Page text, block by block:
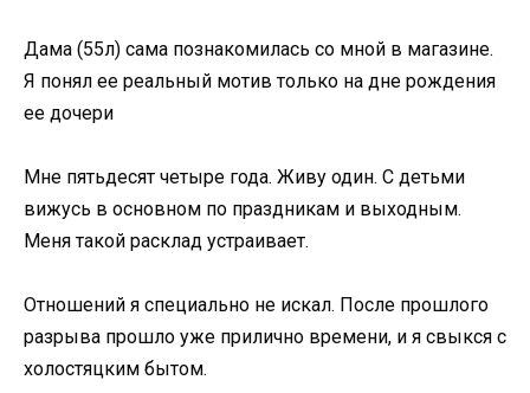
Дама (55л) сама познакомилась со мной в магазине.
Я понял ее реальный мотив только на дне рождения
ее дочери
Мне пятьдесят четыре года. Живу один. С детьми
вижусь в основном по праздникам и выходным.
Меня такой расклад устраивает.
Отношений я специально не искал. После прошлого
разрыва прошло уже прилично времени, и я свыкся с
холостяцким бытом.